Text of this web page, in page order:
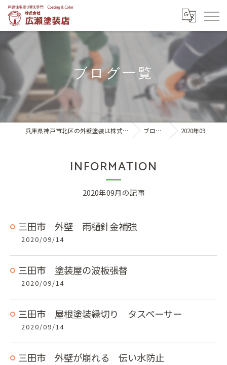
ブログ一覧
兵庫県神戸市北区の外壁塗装は株式会社広瀬塗装店 ブログ一覧 2020年09月の記事
INFORMATION
2020年09月の記事
三田市 外壁 雨樋針金補強
2020/09/14
三田市 塗装屋の波板張替
2020/09/14
三田市 屋根塗装縁切り タスペーサー
2020/09/14
三田市 外壁が崩れる 伝い水防止